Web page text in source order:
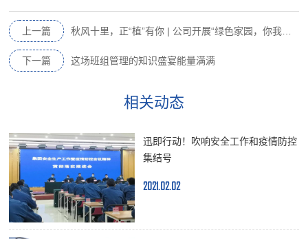
上一篇 秋风十里，正“植”有你 | 公司开展“绿色家园，你我共建”义务植树活动
下一篇 这场班组管理的知识盛宴能量满满
相关动态
迅即行动！吹响安全工作和疫情防控
集结号
2021.02.02